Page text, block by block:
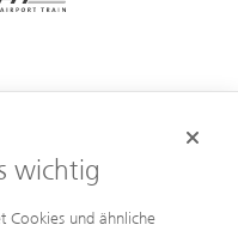
wichtig
Cookies und ähnliche